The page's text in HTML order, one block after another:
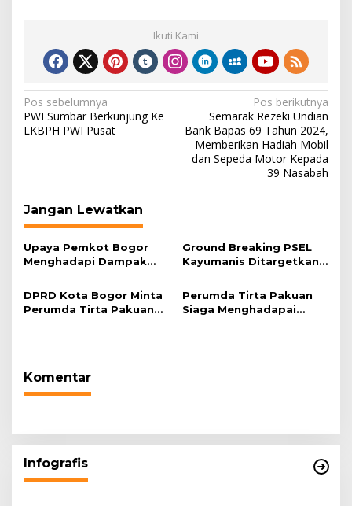
Ikuti Kami
Navigasi
pos
Pos sebelumnya
PWI Sumbar Berkunjung Ke
LKBPH PWI Pusat
Pos berikutnya
Semarak Rezeki Undian
Bank Bapas 69 Tahun 2024,
Memberikan Hadiah Mobil
dan Sepeda Motor Kepada
39 Nasabah
Jangan Lewatkan
Upaya Pemkot Bogor
Menghadapi Dampak
Ground Breaking PSEL
Kayumanis Ditargetkan
Pembangunan Akses
Jalan Dikebut
DPRD Kota Bogor Minta
Perumda Tirta Pakuan
Perumda Tirta Pakuan
Siaga Menghadapai
Komentar
Infografis